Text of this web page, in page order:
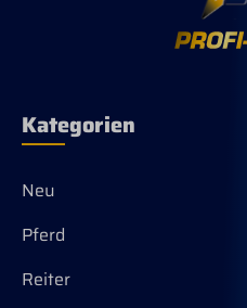
Kategorien
Neu
Pferd
Reiter